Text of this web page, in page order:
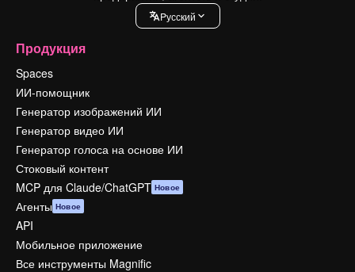
Pусский
Продукция
Spaces
ИИ-помощник
Генератор изображений ИИ
Генератор видео ИИ
Генератор голоса на основе ИИ
Стоковый контент
MCP для Claude/ChatGPT Новое
Агенты Новое
API
Мобильное приложение
Все инструменты Magnific